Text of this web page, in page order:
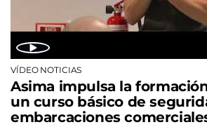
VÍDEO NOTICIAS
Asima impulsa la
un curso básico de
embarcaciones